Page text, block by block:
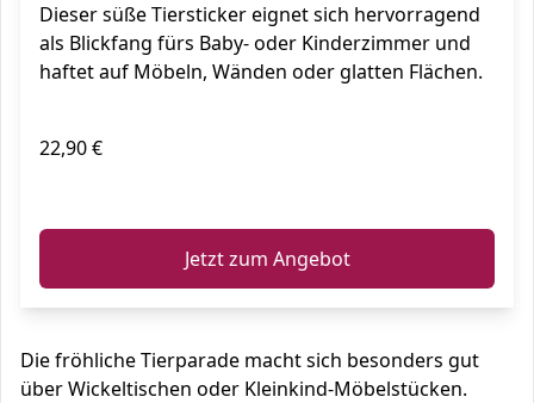
Dieser süße Tiersticker eignet sich hervorragend
als Blickfang fürs Baby- oder Kinderzimmer und
haftet auf Möbeln, Wänden oder glatten Flächen.
22,90 €
Jetzt zum Angebot
Die fröhliche Tierparade macht sich besonders gut
über Wickeltischen oder Kleinkind-Möbelstücken.